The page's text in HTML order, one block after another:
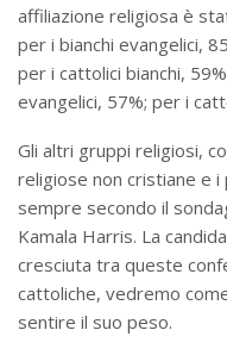
affiliazione religiosa è
per i bianchi evangelici,
per i cattolici bianchi,
evangelici, 57%; per i
Gli altri gruppi religiosi,
religiose non cristiane e
sempre secondo il
Kamala Harris. La
cresciuta tra queste
cattoliche, vedremo
sentire il suo peso.